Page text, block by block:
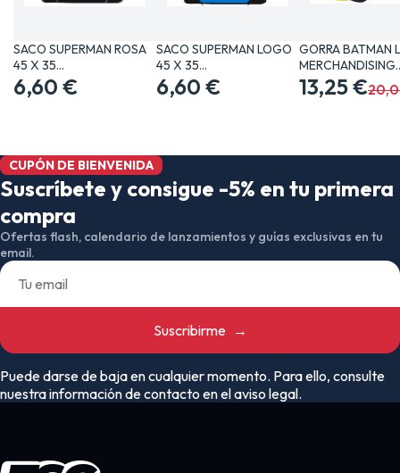
SACO SUPERMAN ROSA
45 X 35
MERCHANDISING…
6,60 €
SACO SUPERMAN LOGO
45 X 35
MERCHANDISING…
6,60 €
GORRA BATMAN
MERCHANDISING
COMICS BATMAN
13,25 €
CUPÓN DE BIENVENIDA
Suscríbete y consigue -5% en tu primera
compra
Ofertas flash, calendario de lanzamientos y guías exclusivas en tu
email.
Suscribirme →
Puede darse de baja en cualquier momento. Para ello, consulte
nuestra información de contacto en el aviso legal.